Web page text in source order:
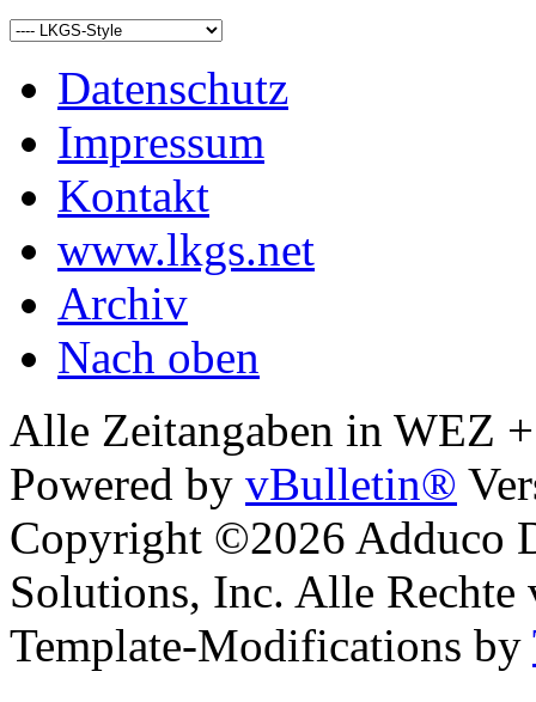
Datenschutz
Impressum
Kontakt
www.lkgs.net
Archiv
Nach oben
Alle Zeitangaben in WEZ
Powered by vBulletin®
Copyright ©2026 Adduco
Solutions, Inc. Alle Rechte
Template-Modifications by